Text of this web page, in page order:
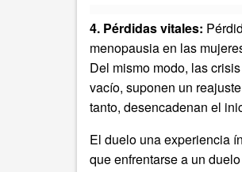
4. Pérdidas vitales:
menopausia en las
Del mismo modo, las
vacío, suponen un
tanto, desencadenan el
El duelo una experiencia
que enfrentarse a un